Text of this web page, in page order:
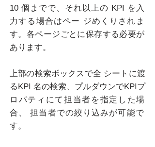
10 個までで、それ以上の KPI を入
力する場合はペー ジめくりされま
す。各ページごとに保存する必要が
あります。
上部の検索ボックスで全 シートに渡
るKPI 名の検索、プルダウンでKPIプ
ロパティにて担当者を指定した場
合、 担当者での絞り込みが可能で
す。